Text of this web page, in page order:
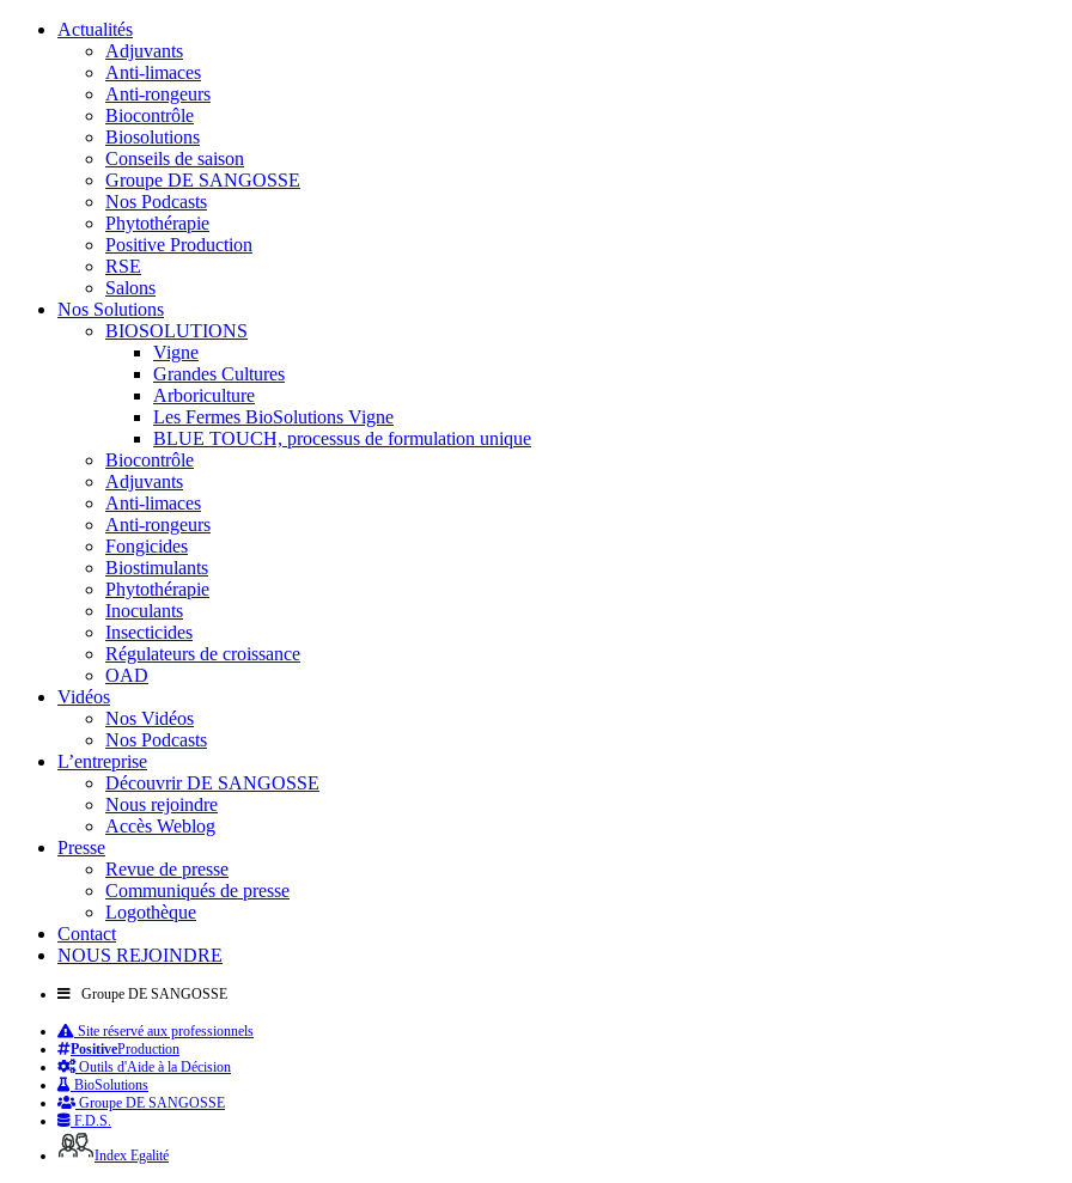
Actualités
Adjuvants
Anti-limaces
Anti-rongeurs
Biocontrôle
Biosolutions
Conseils de saison
Groupe DE SANGOSSE
Nos Podcasts
Phytothérapie
Positive Production
RSE
Salons
Nos Solutions
BIOSOLUTIONS
Vigne
Grandes Cultures
Arboriculture
Les Fermes BioSolutions Vigne
BLUE TOUCH, processus de formulation unique
Biocontrôle
Adjuvants
Anti-limaces
Anti-rongeurs
Fongicides
Biostimulants
Phytothérapie
Inoculants
Insecticides
Régulateurs de croissance
OAD
Vidéos
Nos Vidéos
Nos Podcasts
L’entreprise
Découvrir DE SANGOSSE
Nous rejoindre
Accès Weblog
Presse
Revue de presse
Communiqués de presse
Logothèque
Contact
NOUS REJOINDRE
Groupe DE SANGOSSE
Site réservé aux professionnels
PositiveProduction
Outils d'Aide à la Décision
BioSolutions
Groupe DE SANGOSSE
F.D.S.
Index Egalité